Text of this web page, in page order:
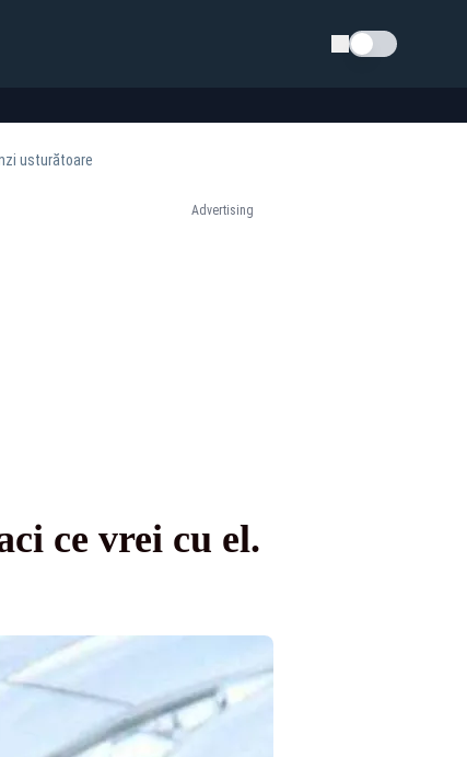
Schimba tema
usturătoare
Advertising
ce vrei cu el.